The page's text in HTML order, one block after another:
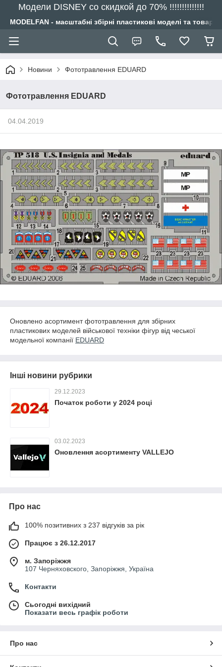
Модели DISNEY со скидкой до 70% !!!!!!!!!!!!!!
MODELFAN - масштабні збірні пластикові моделі та
Новини Фототравлення EDUARD
Фототравлення EDUARD
04.04.2019
Оновлено асортимент фототравлення для збірних
пластикових моделей військової техніки фігур від чеської
модельної компанії EDUARD
Інші новини рубрики
29.12.2023
Початок роботи у 2024 році
03.02.2023
Оновлення асортименту VALLEJO
Про нас
100% позитивних з 237 відгуків за рік
Працює з 26.12.2017
м. Запоріжжя
107 Черняховского, Запоріжжя, Україна
Контакти
Сьогодні вихідний
Показати весь графік роботи
Про нас